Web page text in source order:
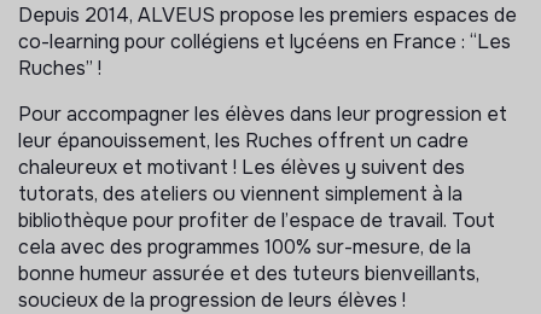
Depuis 2014, ALVEUS propose les premiers espaces de
co-learning pour collégiens et lycéens en France : “Les
Ruches” !
Pour accompagner les élèves dans leur progression et
leur épanouissement, les Ruches offrent un cadre
chaleureux et motivant ! Les élèves y suivent des
tutorats, des ateliers ou viennent simplement à la
bibliothèque pour profiter de l’espace de travail. Tout
cela avec des programmes 100% sur-mesure, de la
bonne humeur assurée et des tuteurs bienveillants,
soucieux de la progression de leurs élèves !